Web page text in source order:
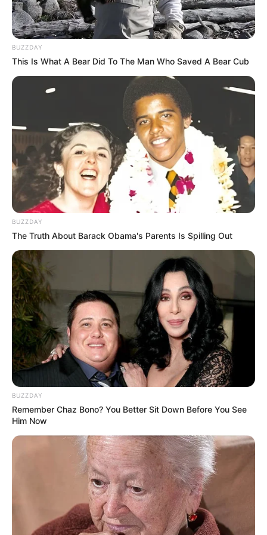
Fonte: tutytanamoda
Quem ama arroz doce, canjica ou mingau de
milho verde, ficaria mega feliz em ganhar um
potinho com uma dessas delícias.
Se os seus convidados são apaixonados por doces
típicos, significa que você pode acertar em cheio
ao oferecê-los no final da festa.
A ideia é que cada pessoa leve para casa um
potinho com doce caseiro para saborear no dia
seguinte. Ideia muito boa, não é mesmo?
8.Enfeite festa junina
BUZZDAY
This Is What A Bear Did To The Man Who Saved A Bear Cub
BUZZDAY
The Truth About Barack Obama's Parents Is Spilling Out
BUZZDAY
Remember Chaz Bono? You Better Sit Down Before You See
Him Now